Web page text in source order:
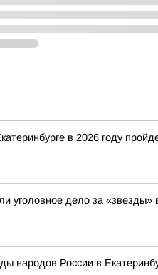
в 2026 году
уголовное дело за «звезды»
народов России в